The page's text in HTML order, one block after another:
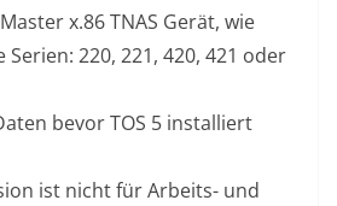
x.86 TNAS Gerät, wie
Serien: 220, 221, 420, 421 oder
bevor TOS 5 installiert
ist nicht für Arbeits- und